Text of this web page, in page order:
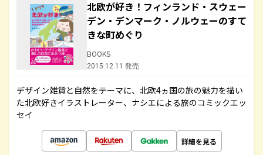
北欧が好き！フィンランド・スウェー
デン・デンマーク・ノルウェーのすて
きな町めぐり
BOOKS
2015.12.11 発売
デザイン雑貨と自然をテーマに、北欧4ヵ国の旅の魅力を描い
た北欧好きイラストレーター、ナシエによる旅のコミックエッ
セイ
詳細を見る